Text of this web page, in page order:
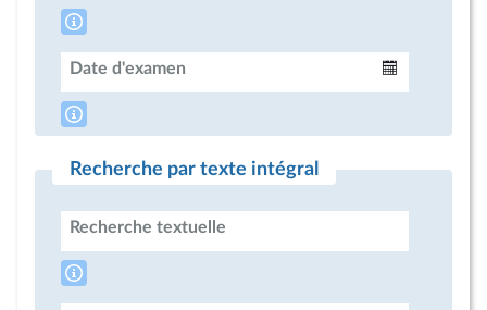
Date d'examen
Recherche par texte intégral
Recherche textuelle